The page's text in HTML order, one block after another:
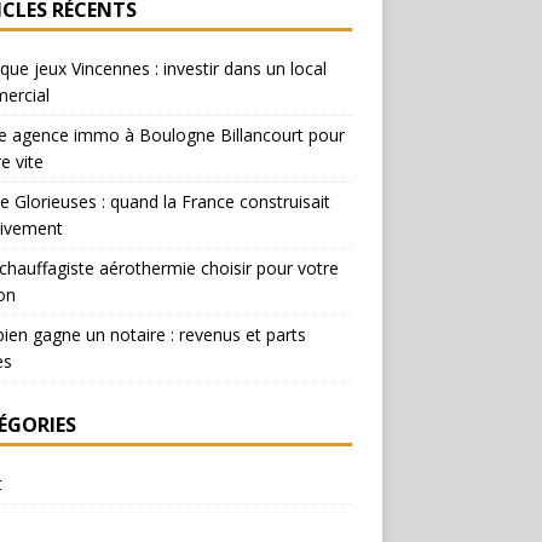
RÉCENTS
jeux Vincennes : investir dans un local
agence immo à Boulogne Billancourt pour
vite
Glorieuses : quand la France construisait
aérothermie choisir pour votre
gagne un notaire : revenus et parts